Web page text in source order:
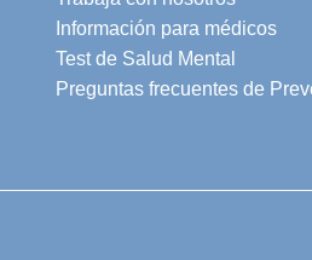
Información para médicos
Test de Salud Mental
Preguntas frecuentes de